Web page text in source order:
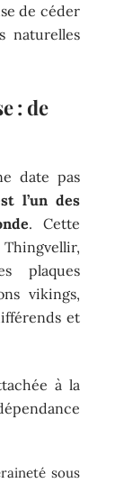
de céder
naturelles
: de
date pas
l’un des
. Cette
plaques
vikings,
et
à la
sous